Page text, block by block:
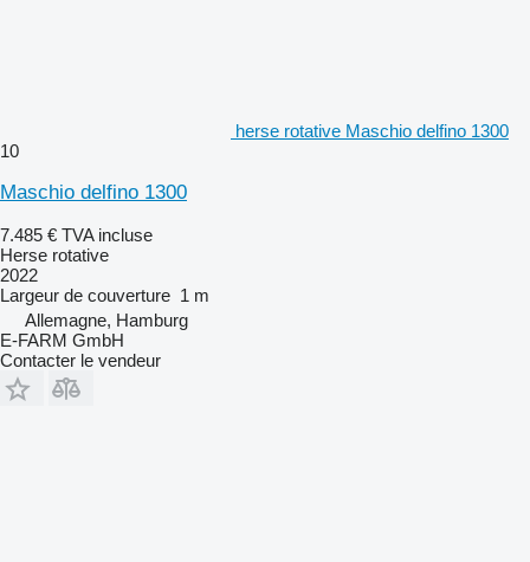
herse rotative Maschio delfino 1300
10
Maschio delfino 1300
7.485 € TVA incluse
Herse rotative
2022
Largeur de couverture 1 m
Allemagne, Hamburg
E-FARM GmbH
Contacter le vendeur